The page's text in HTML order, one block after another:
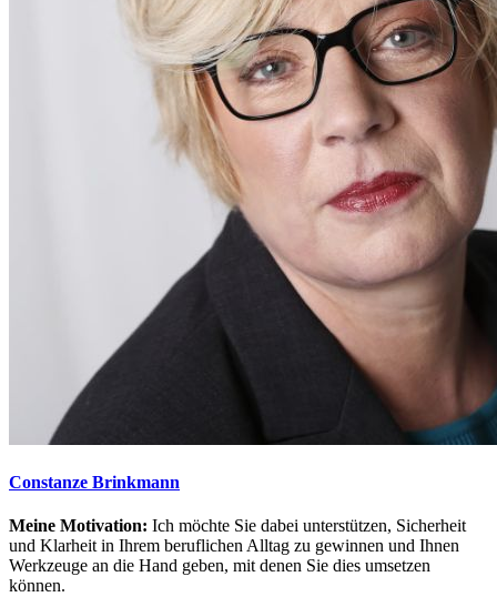
Constanze Brinkmann
Meine Motivation: Ich möchte Sie dabei unterstützen, Sicherheit
und Klarheit in Ihrem beruflichen Alltag zu gewinnen und Ihnen
Werkzeuge an die Hand geben, mit denen Sie dies umsetzen
können.